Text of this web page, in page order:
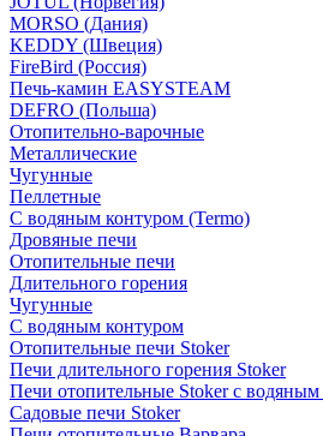
MORSO (Дания)
KEDDY (Швеция)
FireBird (Россия)
Печь-камин EASYSTEAM
DEFRO (Польша)
Отопительно-варочные
Металлические
Чугунные
Пеллетные
С водяным контуром (Termo)
Дровяные печи
Отопительные печи
Длительного горения
Чугунные
C водяным контуром
Отопительные печи Stoker
Печи длительного горения Stoker
Печи отопительные Stoker с
Садовые печи Stoker